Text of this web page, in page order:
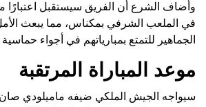
وأضاف الشرع أن الفريق سيستقبل اعتبارًا
في الملعب الشرفي بمكناس، مما يبعث
الجماهير للتمتع بمبارياتهم في أجواء
موعد المباراة المرتقبة
سيواجه الجيش الملكي ضيفه ماميلودي صان